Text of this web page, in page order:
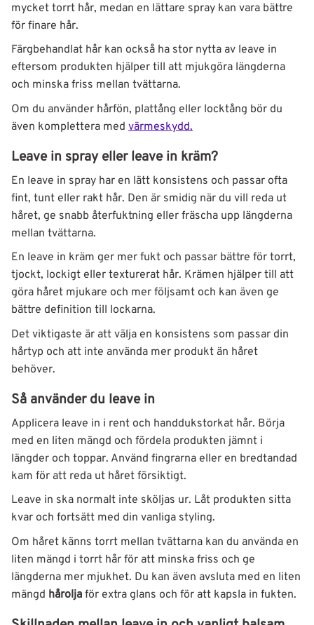
mycket torrt hår, medan en lättare spray kan vara bättre
för finare hår.
Färgbehandlat hår kan också ha stor nytta av leave in
eftersom produkten hjälper till att mjukgöra längderna
och minska friss mellan tvättarna.
Om du använder hårfön, plattång eller locktång bör du
även komplettera med värmeskydd.
Leave in spray eller leave in kräm?
En leave in spray har en lätt konsistens och passar ofta
fint, tunt eller rakt hår. Den är smidig när du vill reda ut
håret, ge snabb återfuktning eller fräscha upp längderna
mellan tvättarna.
En leave in kräm ger mer fukt och passar bättre för torrt,
tjockt, lockigt eller texturerat hår. Krämen hjälper till att
göra håret mjukare och mer följsamt och kan även ge
bättre definition till lockarna.
Det viktigaste är att välja en konsistens som passar din
hårtyp och att inte använda mer produkt än håret
behöver.
Så använder du leave in
Applicera leave in i rent och handdukstorkat hår. Börja
med en liten mängd och fördela produkten jämnt i
längder och toppar. Använd fingrarna eller en bredtandad
kam för att reda ut håret försiktigt.
Leave in ska normalt inte sköljas ur. Låt produkten sitta
kvar och fortsätt med din vanliga styling.
Om håret känns torrt mellan tvättarna kan du använda en
liten mängd i torrt hår för att minska friss och ge
längderna mer mjukhet. Du kan även avsluta med en liten
mängd hårolja för extra glans och för att kapsla in fukten.